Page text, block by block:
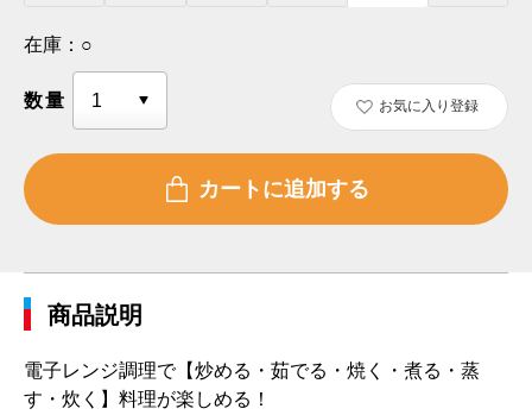
在庫： ○
数量 お気に入り登録
商品説明
電子レンジ調理で【炒める・茹でる・焼く・煮る・蒸
す・炊く】料理が楽しめる！